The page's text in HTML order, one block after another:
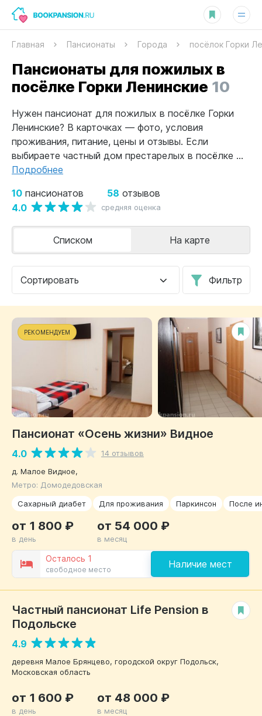
Главная Пансионаты Города посёлок Горки
Пансионаты для пожилых в
посёлке Горки Ленинские 10
Нужен пансионат для пожилых в посёлке Горки
Ленинские? В карточках — фото, условия
проживания, питание, цены и отзывы. Если
выбираете частный дом престарелых в посёлке ...
Подробнее
10 пансионатов 58 отзывов
4.0 средняя оценка
Сортировать Фильтр
Списком На карте
РЕКОМЕНДУЕМ
Пансионат «Осень жизни» Видное
4.0
14 отзывов
д. Малое Видное,
Метро: Домодедовская
Сахарный диабет
Для проживания Паркинсон После
Осталось 1
свободное место Наличие мест
от 1 800 ₽
в день
от 54 000 ₽
в месяц
Частный пансионат Life Pension в
Подольске
4.9
деревня Малое Брянцево, городской округ Подольск,
Московская область
от 1 600 ₽
в день
от 48 000 ₽
в месяц